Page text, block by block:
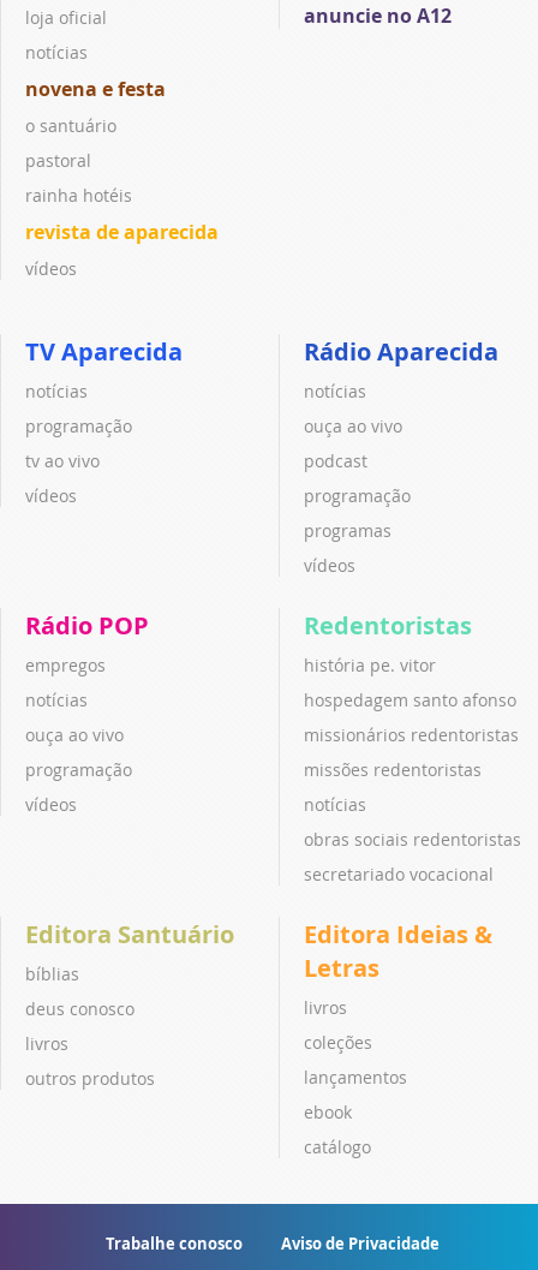
loja oficial
notícias
novena e festa
o santuário
pastoral
rainha hotéis
revista de aparecida
vídeos
anuncie no A12
TV Aparecida
notícias
programação
tv ao vivo
vídeos
Rádio Aparecida
notícias
ouça ao vivo
podcast
programação
programas
vídeos
Rádio POP
empregos
notícias
ouça ao vivo
programação
vídeos
Redentoristas
história pe. vitor
hospedagem santo afonso
missionários redentoristas
missões redentoristas
notícias
obras sociais redentoristas
secretariado vocacional
Editora Santuário
bíblias
deus conosco
livros
outros produtos
Editora Ideias &
Letras
livros
coleções
lançamentos
ebook
catálogo
Trabalhe conosco Aviso de Privacidade